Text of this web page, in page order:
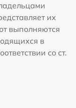
их
выполняются
в
со ст.